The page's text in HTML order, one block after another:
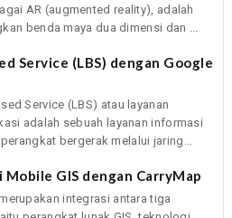
AR (augmented reality), adalah
benda maya dua dimensi dan ...
Service (LBS) dengan Google
Service (LBS) atau layanan
adalah sebuah layanan informasi
bergerak melalui jaring...
Mobile GIS dengan CarryMap
integrasi antara tiga